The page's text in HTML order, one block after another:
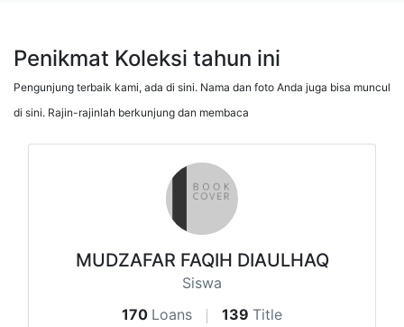
Penikmat Koleksi tahun ini
Pengunjung terbaik kami, ada di sini. Nama dan foto Anda juga bisa muncul
di sini. Rajin-rajinlah berkunjung dan membaca
MUDZAFAR FAQIH DIAULHAQ
Siswa
170 Loans 139 Title